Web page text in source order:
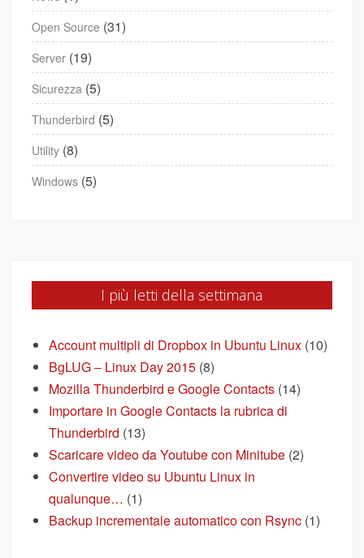
Open Source (31)
Server (19)
Sicurezza (5)
Thunderbird (5)
Utility (8)
Windows (5)
I più letti della settimana
Account multipli di Dropbox in Ubuntu Linux (10)
BgLUG – Linux Day 2015 (8)
Mozilla Thunderbird e Google Contacts (14)
Importare in Google Contacts la rubrica di
Thunderbird (13)
Scaricare video da Youtube con Minitube (2)
Convertire video su Ubuntu Linux in
qualunque… (1)
Backup incrementale automatico con Rsync (1)